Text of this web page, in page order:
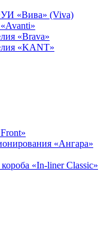
«Вива» (Viva)
«Brava»
«KANT»
«Ангара»
«In-liner Classic»